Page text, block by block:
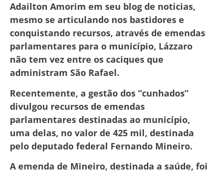
Adailton Amorim em seu blog de noticias,
mesmo se articulando nos bastidores e
conquistando recursos, através de emendas
parlamentares para o município, Lázzaro
não tem vez entre os caciques que
administram São Rafael.
Recentemente, a gestão dos “cunhados”
divulgou recursos de emendas
parlamentares destinadas ao município,
uma delas, no valor de 425 mil, destinada
pelo deputado federal Fernando Mineiro.
A emenda de Mineiro, destinada a saúde, foi